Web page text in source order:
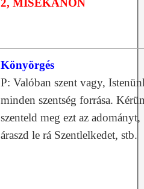
2, MISEKÁNON
Könyörgés
P: Valóban szent vagy,
minden szentség forrása.
szenteld meg ezt az adományt,
áraszd le rá Szentlelkedet, stb.